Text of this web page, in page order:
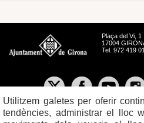
Plaça del Vi, 1
17004
Tel. 972 419
Utilitzem galetes per oferir
tendències, administrar el lloc